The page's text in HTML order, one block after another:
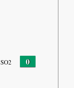
SO2 0